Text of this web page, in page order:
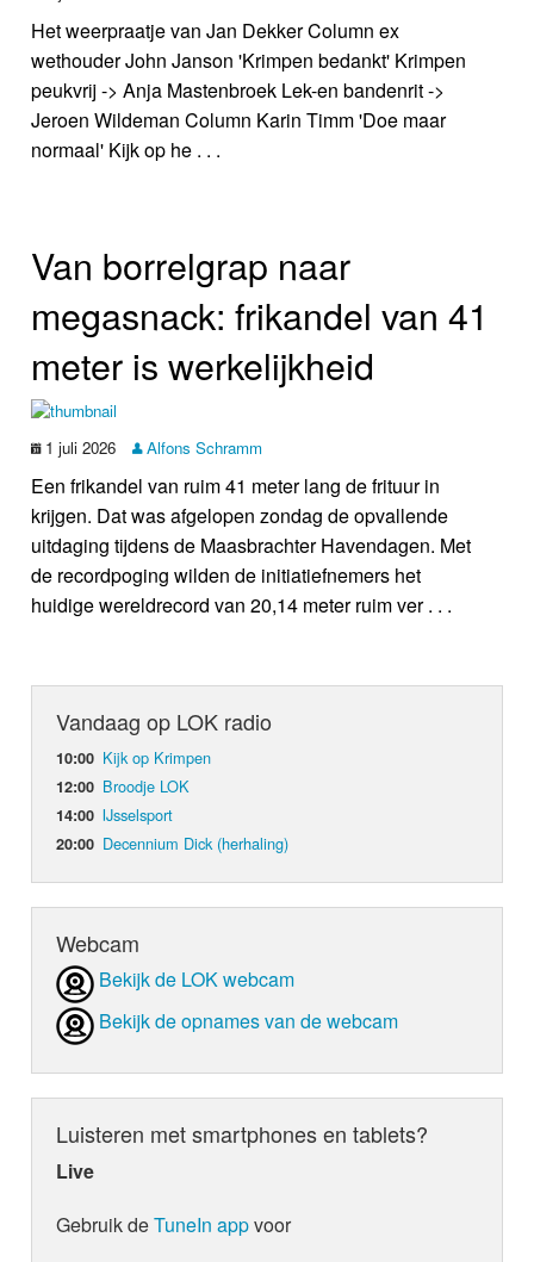
Het weerpraatje van Jan Dekker Column ex
wethouder John Janson 'Krimpen bedankt' Krimpen
peukvrij -> Anja Mastenbroek Lek-en bandenrit ->
Jeroen Wildeman Column Karin Timm 'Doe maar
normaal' Kijk op he . . .
Van borrelgrap naar
megasnack: frikandel van 41
meter is werkelijkheid
1 juli 2026 Alfons Schramm
Een frikandel van ruim 41 meter lang de frituur in
krijgen. Dat was afgelopen zondag de opvallende
uitdaging tijdens de Maasbrachter Havendagen. Met
de recordpoging wilden de initiatiefnemers het
huidige wereldrecord van 20,14 meter ruim ver . . .
Vandaag op LOK radio
10:00 Kijk op Krimpen
12:00 Broodje LOK
14:00 IJsselsport
20:00 Decennium Dick (herhaling)
Webcam
Bekijk de LOK webcam
Bekijk de opnames van de webcam
Luisteren met smartphones en tablets?
Live
Gebruik deTuneIn appvoor